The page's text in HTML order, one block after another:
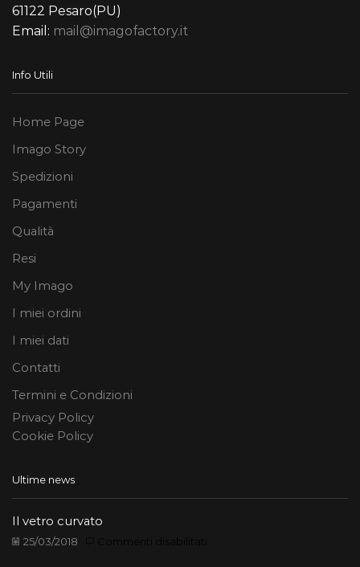
61122 Pesaro(PU)
Email: mail@imagofactory.it
Info Utili
Home Page
Imago Story
Spedizioni
Pagamenti
Qualità
Resi
My Imago
I miei ordini
I miei dati
Contatti
Termini e Condizioni
Privacy Policy
Cookie Policy
Ultime news
Il vetro curvato
25/03/2018